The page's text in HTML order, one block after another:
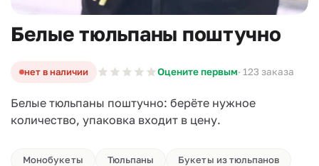
Белые тюльпаны поштучно
нет в наличии Оцените первым· 123 заказа
Белые тюльпаны поштучно: берёте нужное
количество, упаковка входит в цену.
Монобукеты Тюльпаны Букеты из тюльпанов